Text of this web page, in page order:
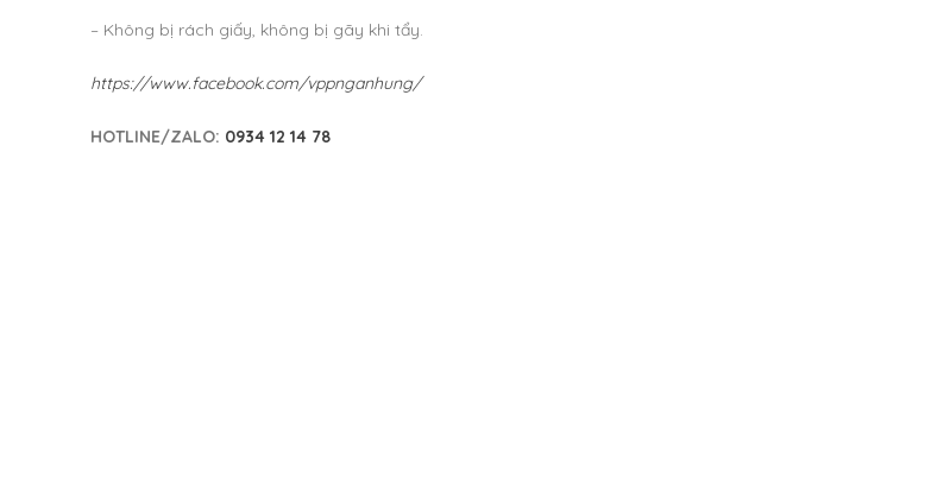
– Không bị rách giấy, không bị gãy khi tẩy.
https://www.facebook.com/vppnganhung/
HOTLINE/ZALO: 0934 12 14 78